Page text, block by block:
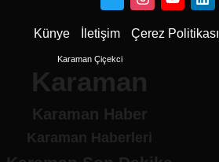
Künye İletişim Çerez Politikası
Karaman Çiçekci
Karaman
Karaman Haber
Karaman Haberleri